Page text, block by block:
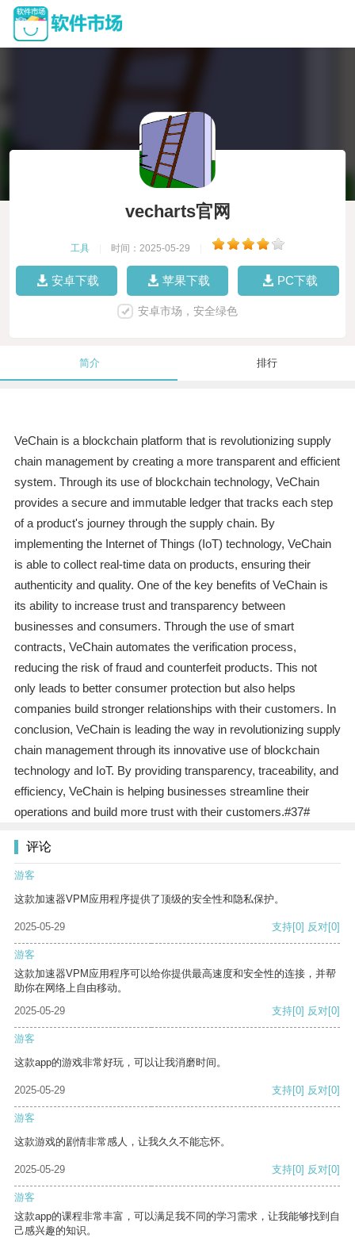
vecharts官网
工具 时间：2025-05-29
安卓下载 苹果下载 PC下载
安卓市场，安全绿色
简介 排行
VeChain is a blockchain platform that is revolutionizing supply
chain management by creating a more transparent and efficient
system. Through its use of blockchain technology, VeChain
provides a secure and immutable ledger that tracks each step
of a product's journey through the supply chain. By
implementing the Internet of Things (IoT) technology, VeChain
is able to collect real-time data on products, ensuring their
authenticity and quality. One of the key benefits of VeChain is
its ability to increase trust and transparency between
businesses and consumers. Through the use of smart
contracts, VeChain automates the verification process,
reducing the risk of fraud and counterfeit products. This not
only leads to better consumer protection but also helps
companies build stronger relationships with their customers. In
conclusion, VeChain is leading the way in revolutionizing supply
chain management through its innovative use of blockchain
technology and IoT. By providing transparency, traceability, and
efficiency, VeChain is helping businesses streamline their
operations and build more trust with their customers.#37#
评论
游客
这款加速器VPM应用程序提供了顶级的安全性和隐私保护。
2025-05-29 支持[0] 反对[0]
游客
这款加速器VPM应用程序可以给你提供最高速度和安全性的连接，并帮
助你在网络上自由移动。
2025-05-29
支持[0] 反对[0]
游客
这款app的游戏非常好玩，可以让我消磨时间。
2025-05-29 支持[0] 反对[0]
游客
这款游戏的剧情非常感人，让我久久不能忘怀。
2025-05-29 支持[0] 反对[0]
游客
这款app的课程非常丰富，可以满足我不同的学习需求，让我能够找到自
己感兴趣的知识。